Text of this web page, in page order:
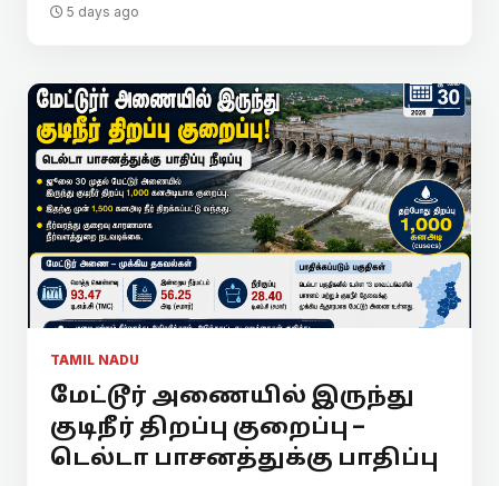
5 days ago
TAMIL NADU
மேட்டூர் அணையில் இருந்து
குடிநீர் திறப்பு குறைப்பு –
டெல்டா பாசனத்துக்கு பாதிப்பு